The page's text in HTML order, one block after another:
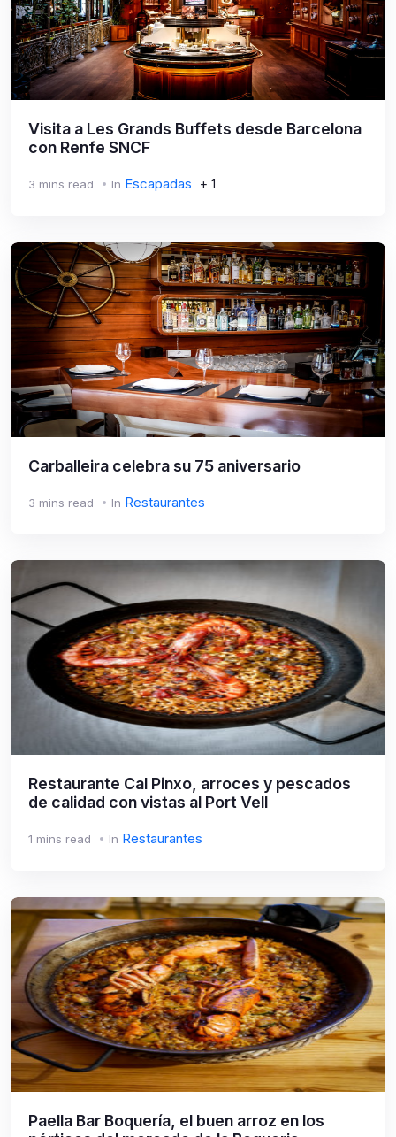
Visita a Les Grands Buffets desde Barcelona
con Renfe SNCF
3 mins read In Escapadas + 1
Carballeira celebra su 75 aniversario
3 mins read In Restaurantes
Restaurante Cal Pinxo, arroces y pescados
de calidad con vistas al Port Vell
1 mins read In Restaurantes
Paella Bar Boquería, el buen arroz en los